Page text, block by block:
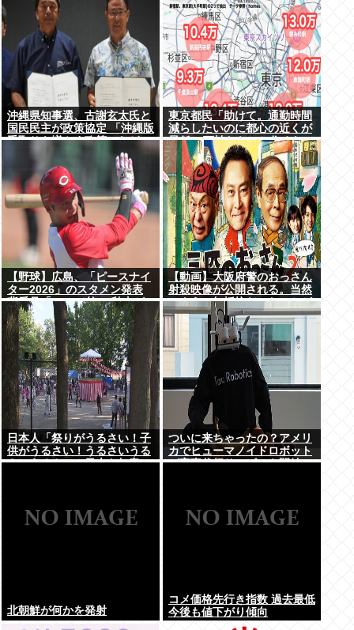
沖縄県知事選、古謝玄太氏と
国民民主が政策協定 「沖縄版
手取りを増やす政策」など5
東京都民「助けて。通勤時間
減らしたいのに都心の近くが
最低10万払わないと住めない
の」
【野球】広島、「ピースナイ
ター2026」のスタメン発表
背番号「86」で統一 秋山が
カープ移籍後初の4番 小園は
6番
【動画】大阪府警のおっさん
射殺映像が公開される。当然
のように無抵抗だったことが
発覚
日本人「祭りがうるさい！子
供がうるさい！うるさいうる
さいうるさい！日本を無音の
ついに来ちゃったの？アメリ
カでヒューマノイドロボット
が家事代行サービスを開始
北朝鮮が何かを発射
コメ価格先行き指数 過去最低
今後も値下がり傾向